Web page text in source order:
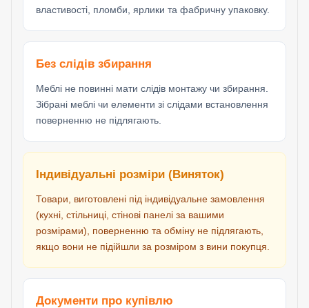
властивості, пломби, ярлики та фабричну упаковку.
Без слідів збирання
Меблі не повинні мати слідів монтажу чи збирання.
Зібрані меблі чи елементи зі слідами встановлення
поверненню не підлягають.
Індивідуальні розміри (Виняток)
Товари, виготовлені під індивідуальне замовлення
(кухні, стільниці, стінові панелі за вашими
розмірами), поверненню та обміну не підлягають,
якщо вони не підійшли за розміром з вини покупця.
Документи про купівлю